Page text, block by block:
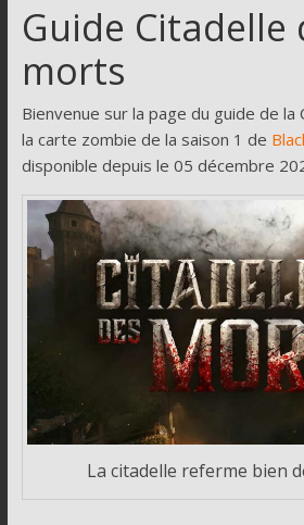
Guide Citadelle
morts
Bienvenue sur la page du guide de
la carte zombie de la saison 1 de
disponible depuis le 05 décembre
La citadelle referme bien